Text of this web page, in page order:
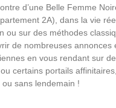
d’une Belle Femme
2A), dans la vie
ou sur des méthodes
de nombreuses annonces
en vous rendant sur
certains portails
sans lendemain !